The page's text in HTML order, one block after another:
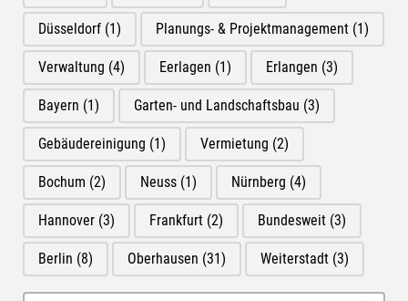
Düsseldorf (1) Planungs- & Projektmanagement (1)
Verwaltung (4) Eerlagen (1) Erlangen (3)
Bayern (1) Garten- und Landschaftsbau (3)
Gebäudereinigung (1) Vermietung (2)
Bochum (2) Neuss (1) Nürnberg (4)
Hannover (3) Frankfurt (2) Bundesweit (3)
Berlin (8) Oberhausen (31) Weiterstadt (3)